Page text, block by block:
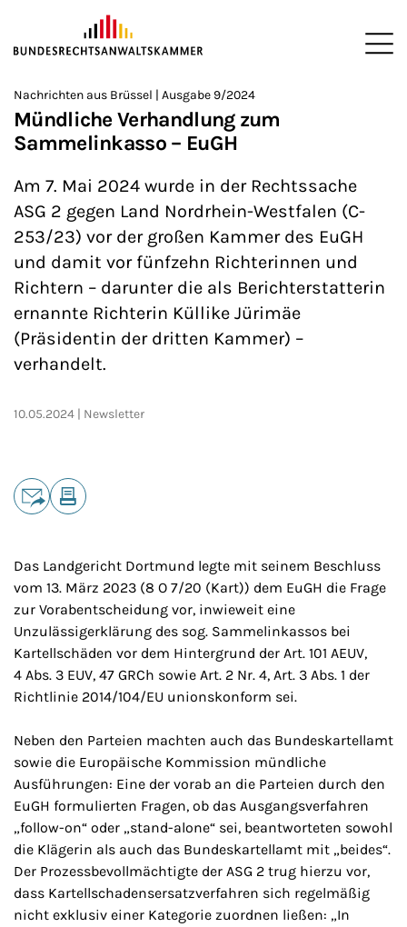
ZUM HAUPTINHALT SPRINGEN
Sie befinden sich hier:
>
Startseite
>
Newsroom
>
Newsletter
>
Nachrichten aus Brüssel
Nachrichten aus Brüssel | Ausgabe 9/2024
Mündliche Verhandlung zum
Sammelinkasso – EuGH
Am 7. Mai 2024 wurde in der Rechtssache
ASG 2 gegen Land Nordrhein-Westfalen (C-
253/23) vor der großen Kammer des EuGH
und damit vor fünfzehn Richterinnen und
Richtern – darunter die als Berichterstatterin
ernannte Richterin Küllike Jürimäe
(Präsidentin der dritten Kammer) –
verhandelt.
10.05.2024 Newsletter
Teilen
Das Landgericht Dortmund legte mit seinem Beschluss
vom 13. März 2023 (8 O 7/20 (Kart)) dem EuGH die Frage
zur Vorabentscheidung vor, inwieweit eine
Unzulässigerklärung des sog. Sammelinkassos bei
Kartellschäden vor dem Hintergrund der Art. 101 AEUV,
4 Abs. 3 EUV, 47 GRCh sowie Art. 2 Nr. 4, Art. 3 Abs. 1 der
Richtlinie 2014/104/EU unionskonform sei.
Neben den Parteien machten auch das Bundeskartellamt
sowie die Europäische Kommission mündliche
Ausführungen: Eine der vorab an die Parteien durch den
EuGH formulierten Fragen, ob das Ausgangsverfahren
„follow-on“ oder „stand-alone“ sei, beantworteten sowohl
die Klägerin als auch das Bundeskartellamt mit „beides“.
Der Prozessbevollmächtigte der ASG 2 trug hierzu vor,
dass Kartellschadensersatzverfahren sich regelmäßig
nicht exklusiv einer Kategorie zuordnen ließen: „In